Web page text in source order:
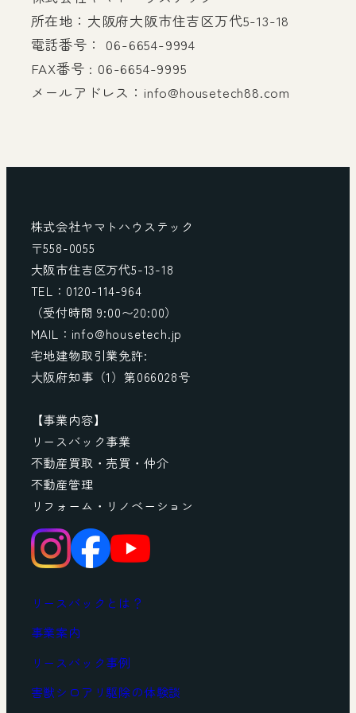
所在地：大阪府大阪市住吉区万代5-13-18
電話番号： 06-6654-9994
FAX番号 : 06-6654-9995
メールアドレス：info@housetech88.com
株式会社ヤマトハウステック
〒558-0055
大阪市住吉区万代5-13-18
TEL：0120-114-964
（受付時間 9:00〜20:00）
MAIL：info@housetech.jp
宅地建物取引業免許:
大阪府知事（1）第066028号
【事業内容】
リースバック事業
不動産買取・売買・仲介
不動産管理
リフォーム・リノベーション
リースバックとは？
事業案内
リースバック事例
害獣シロアリ駆除の体験談